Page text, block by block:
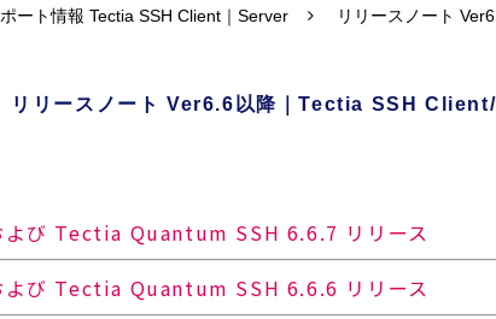
ート情報 Tectia SSH Client｜Server リリースノート
リリースノート Ver6.6以降｜Tectia SSH
び Tectia Quantum SSH 6.6.7 リリース
び Tectia Quantum SSH 6.6.6 リリース